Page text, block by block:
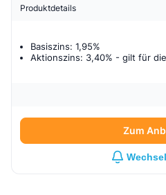
Produktdetails
Basiszins: 1,95%
Aktionszins: 3,40% - gilt für
Zum